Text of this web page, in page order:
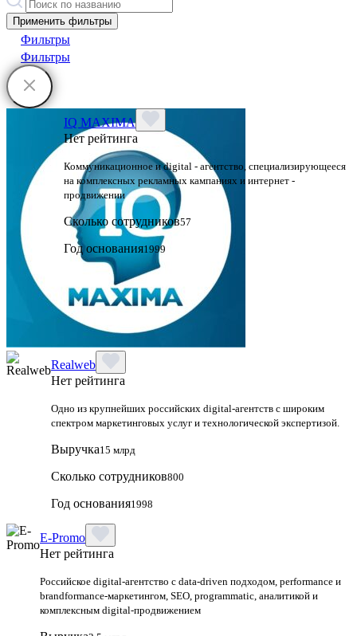
Применить фильтры
Фильтры
Фильтры
IQ MAXIMA
Нет рейтинга
Коммуникационное и digital - агентство, специализирующееся
на комплексных рекламных кампаниях и интернет -
продвижении
Сколько сотрудников57
Год основания1999
Realweb
Нет рейтинга
Одно из крупнейших российских digital-агентств с широким
спектром маркетинговых услуг и технологической экспертизой.
Выручка15 млрд
Сколько сотрудников800
Год основания1998
E-Promo
Нет рейтинга
Российское digital-агентство с data-driven подходом, performance и
brandformance-маркетингом, SEO, programmatic, аналитикой и
комплексным digital-продвижением